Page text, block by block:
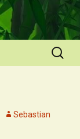
Suchen
nach:
Sebastian